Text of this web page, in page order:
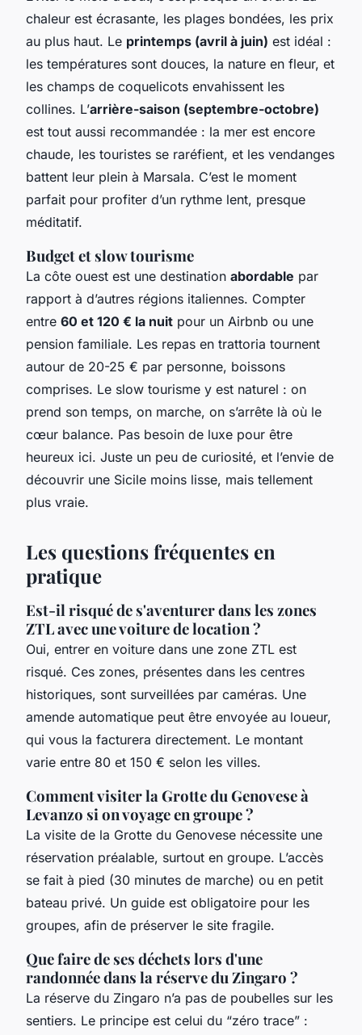
chaleur est écrasante, les plages bondées, les prix
au plus haut. Le printemps (avril à juin) est idéal :
les températures sont douces, la nature en fleur, et
les champs de coquelicots envahissent les
collines. L’arrière-saison (septembre-octobre)
est tout aussi recommandée : la mer est encore
chaude, les touristes se raréfient, et les vendanges
battent leur plein à Marsala. C’est le moment
parfait pour profiter d’un rythme lent, presque
méditatif.
Budget et slow tourisme
La côte ouest est une destination abordable par
rapport à d’autres régions italiennes. Compter
entre 60 et 120 € la nuit pour un Airbnb ou une
pension familiale. Les repas en trattoria tournent
autour de 20-25 € par personne, boissons
comprises. Le slow tourisme y est naturel : on
prend son temps, on marche, on s’arrête là où le
cœur balance. Pas besoin de luxe pour être
heureux ici. Juste un peu de curiosité, et l’envie de
découvrir une Sicile moins lisse, mais tellement
plus vraie.
Les questions fréquentes en
pratique
Est-il risqué de s'aventurer dans les zones
ZTL avec une voiture de location ?
Oui, entrer en voiture dans une zone ZTL est
risqué. Ces zones, présentes dans les centres
historiques, sont surveillées par caméras. Une
amende automatique peut être envoyée au loueur,
qui vous la facturera directement. Le montant
varie entre 80 et 150 € selon les villes.
Comment visiter la Grotte du Genovese à
Levanzo si on voyage en groupe ?
La visite de la Grotte du Genovese nécessite une
réservation préalable, surtout en groupe. L’accès
se fait à pied (30 minutes de marche) ou en petit
bateau privé. Un guide est obligatoire pour les
groupes, afin de préserver le site fragile.
Que faire de ses déchets lors d'une
randonnée dans la réserve du Zingaro ?
La réserve du Zingaro n’a pas de poubelles sur les
sentiers. Le principe est celui du “zéro trace” :